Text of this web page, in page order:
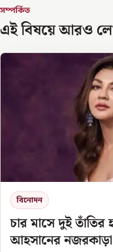
সম্পর্কিত
এই বিষয়ে আরও
বিনোদন
চার মাসে দুই তাঁতির
আহসানের নজরকাড়া